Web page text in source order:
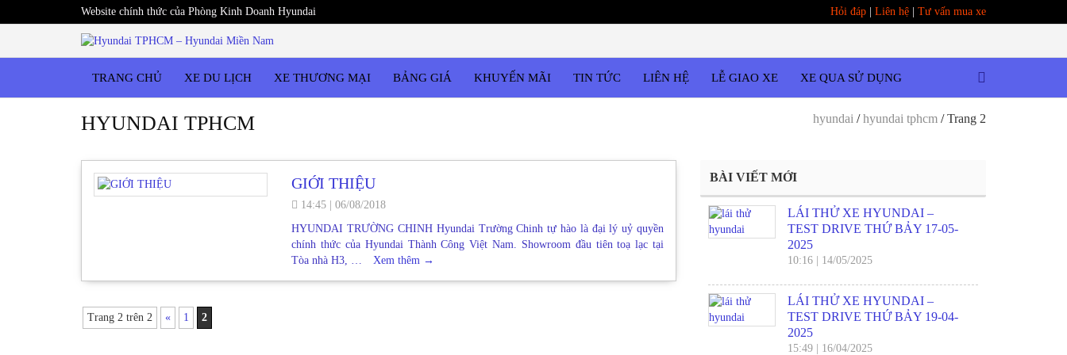
Website chính thức của Phòng Kinh Doanh Hyundai Hỏi đáp Liên hệ Tư vấn mua xe
TRANG CHỦ XE DU LỊCH XE THƯƠNG MẠI BẢNG GIÁ KHUYẾN MÃI TIN TỨC LIÊN HỆ LỄ GIAO XE XE QUA SỬ DỤNG
HYUNDAI TPHCM hyundai /hyundai tphcm /Trang 2
GIỚI THIỆU
14:45 |06/08/2018
HYUNDAI TRƯỜNG CHINH Hyundai Trường Chinh tự hào là đại lý uỷ quyền
chính thức của Hyundai Thành Công Việt Nam. Showroom đầu tiên toạ lạc tại
Tòa nhà H3, …
Xem thêm →
Trang 2 trên 2 « 1 2
BÀI VIẾT MỚI
LÁI THỬ XE HYUNDAI –
TEST DRIVE THỨ BẢY 17-05-
2025
10:16 14/05/2025
LÁI THỬ XE HYUNDAI –
TEST DRIVE THỨ BẢY 19-04-
2025
15:49 16/04/2025